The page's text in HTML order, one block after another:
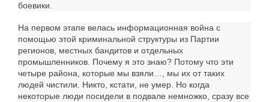
боевики.
На первом этапе велась информационная война с
помощью этой криминальной структуры из Партии
регионов, местных бандитов и отдельных
промышленников. Почему я это знаю? Потому что эти
четыре района, которые мы взяли…, мы их от таких
людей чистили. Никто, кстати, не умер. Но когда
некоторые люди посидели в подвале немножко, сразу все